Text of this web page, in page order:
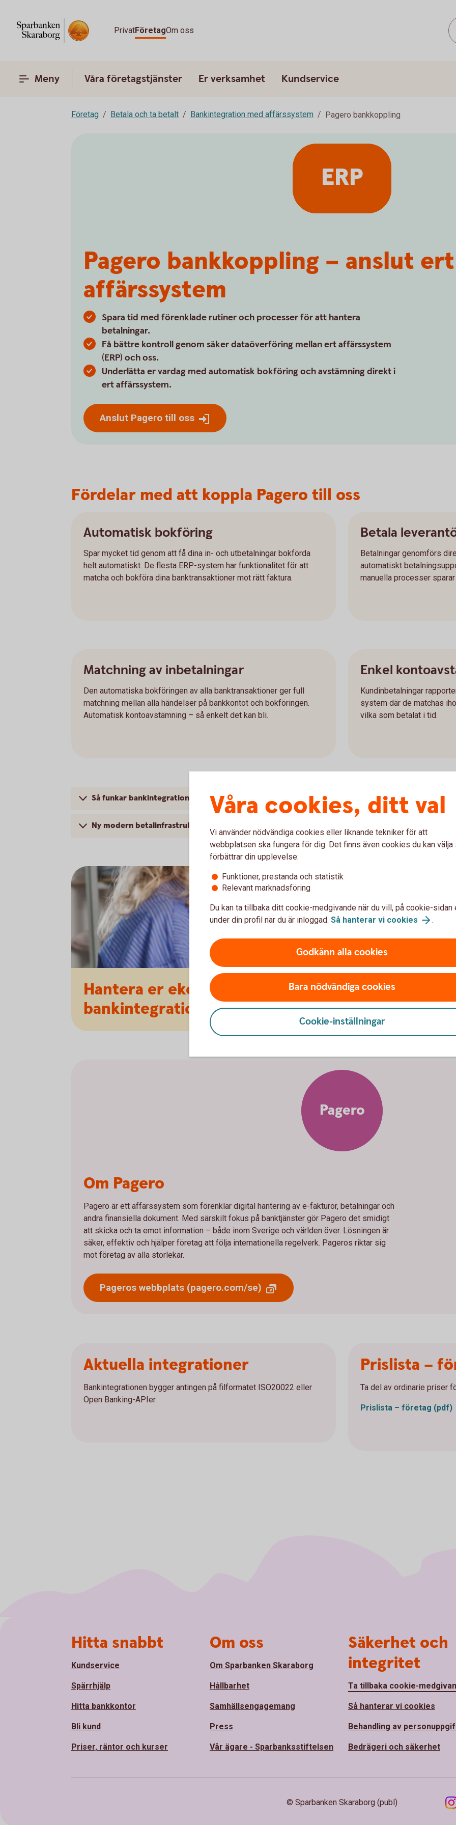
PrivatFöretagOm oss
Meny Våra företagstjänster Er verksamhet Kundservice
Företag Betala och ta betalt Bankintegration med affärssystem Pagero bankkoppling
Pagero bankkoppling – anslut ert
affärssystem
Spara tid med förenklade rutiner och processer för att hantera
betalningar.
Få bättre kontroll genom säker dataöverföring mellan ert affärssystem
(ERP) och oss.
Underlätta er vardag med automatisk bokföring och avstämning direkt i
ert affärssystem.
Anslut Pagero till oss
ERP
Fördelar med att koppla Pagero till oss
Automatisk bokföring
Spar mycket tid genom att få dina in- och utbetalningar bokförda
helt automatiskt. De flesta ERP-system har funktionalitet för att
matcha och bokföra dina banktransaktioner mot rätt faktura.
Matchning av inbetalningar
Den automatiska bokföringen av alla banktransaktioner ger full
matchning mellan alla händelser på bankkontot och bokföringen.
Automatisk kontoavstämning – så enkelt det kan bli.
Betala
Betalningar genomförs
automatiskt
manuella processer
Enkel
Kundinbetalningar
system där de matchas
vilka som betalat i tid.
Så funkar bankintegrationen
Ny modern betalinfrastruktur i Sverige
Hantera er ekonomi på ett enkelt,snabbtoch
bankintegration.
Pagero
Om Pagero
Pagero är ett affärssystem som förenklar digital hantering av e-fakturor, betalningar och
andra finansiella dokument. Med särskilt fokus på banktjänster gör Pagero det smidigt
att skicka och ta emot information – både inom Sverige och världen över. Lösningen är
säker, effektiv och hjälper företag att följa internationella regelverk. Pageros riktar sig
mot företag av alla storlekar.
Pageros webbplats (pagero.com/se)
Aktuella integrationer
Bankintegrationen bygger antingen på filformatet ISO20022 eller
Open Banking-APIer.
Prislista –
Ta del av ordinarie priser
Prislista – företag (pdf)
Våra cookies, ditt val
Vi använder nödvändiga cookies eller liknande tekniker för att
webbplatsen ska fungera för dig. Det finns även cookies du kan välja
förbättrar din upplevelse:
Funktioner, prestanda och statistik
Relevant marknadsföring
Du kan ta tillbaka ditt cookie-medgivande när du vill, på cookie-sidan
under din profil när du är inloggad. Så hanterar vi cookies .
Godkänn alla cookies
Bara nödvändiga cookies
Cookie-inställningar
Hitta snabbt
Kundservice
Spärrhjälp
Hitta bankkontor
Bli kund
Priser, räntor och kurser
Om oss
Om Sparbanken Skaraborg
Hållbarhet
Samhällsengagemang
Press
Vår ägare - Sparbanksstiftelsen
Säkerhet och
integritet
Ta tillbaka cookie-
Så hanterar vi cookies
Behandling av
Bedrägeri och säkerhet
© Sparbanken Skaraborg (publ)